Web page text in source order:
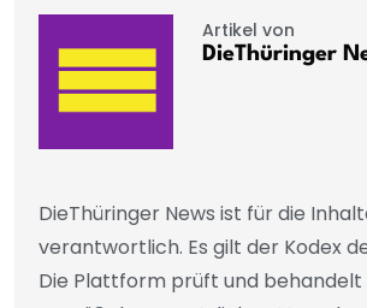
Artikel von
DieThüringer
DieThüringer News ist für die
verantwortlich. Es gilt der Kodex
Die Plattform prüft und behandelt